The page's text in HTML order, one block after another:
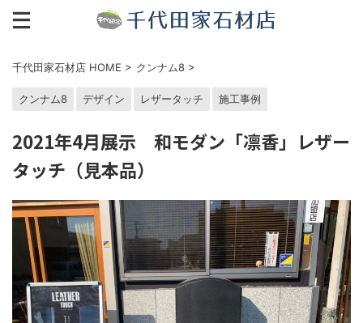
千代田家石材店 HOME > クンナム8 >
クンナム8 デザイン レザータッチ 施工事例
2021年4月展示 和モダン「凛香」レザー
タッチ（見本品）